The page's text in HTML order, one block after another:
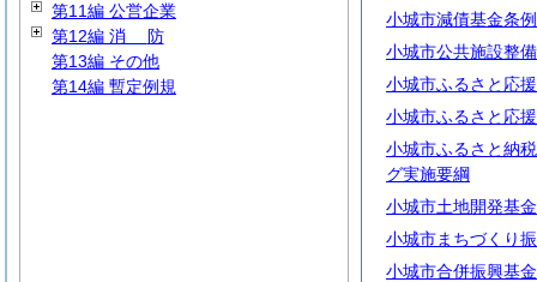
小城市減債基金条例
小城市公共施設整
小城市ふるさと応
小城市ふるさと応
小城市ふるさと納
グ実施要綱
小城市土地開発基
小城市まちづくり
小城市合併振興基
第11編 公営企業
第12編 消 防
第13編 その他
第14編 暫定例規